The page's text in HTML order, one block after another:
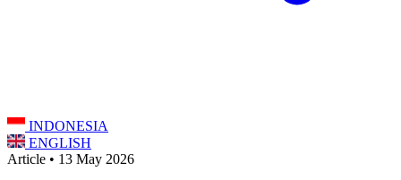
INDONESIA
ENGLISH
Article • 13 May 2026